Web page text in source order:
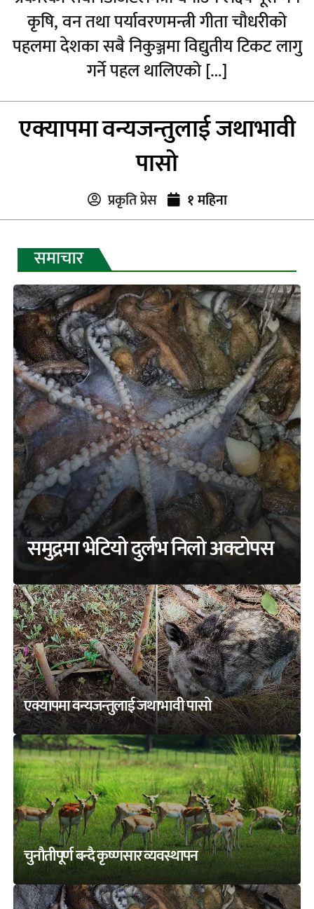
कृषि, वन तथा पर्यावरणमन्त्री गीता चौधरीको
पहलमा देशका सबै निकुञ्जमा विद्युतीय टिकट लागु
गर्ने पहल थालिएको […]
एक्यापमा वन्यजन्तुलाई जथाभावी
पासो
प्रकृति प्रेस १ महिना
समुद्रमा भेटियो दुर्लभ निलो अक्टोपस
एक्यापमा वन्यजन्तुलाई जथाभावी पासो
चुनौतीपूर्ण बन्दै कृष्णसार व्यवस्थापन